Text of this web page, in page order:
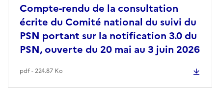
Compte-rendu de la consultation
écrite du Comité national du suivi du
PSN portant sur la notification 3.0 du
PSN, ouverte du 20 mai au 3 juin 2026
pdf - 224.87 Ko